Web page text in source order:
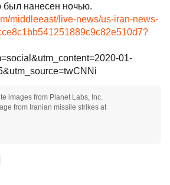
был нанесен ночью.
middleeast/live-news/us-iran-news-
01-
images from Planet Labs, Inc.
from Iranian missile strikes at